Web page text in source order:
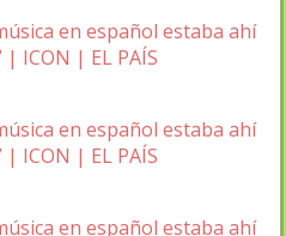
en español estaba ahí
| ICON | EL PAÍS
en español estaba ahí
| ICON | EL PAÍS
en español estaba ahí